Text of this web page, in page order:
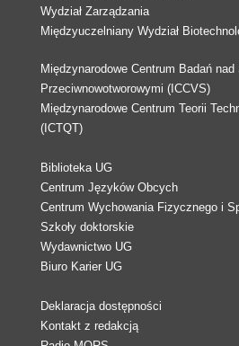
Wydział Zarządzania
Międzyuczelniany Wydział
Międzynarodowe Centrum Badań
Przeciwnowotworowymi (ICCVS)
Międzynarodowe Centrum Teorii
(ICTQT)
Biblioteka UG
Centrum Języków Obcych
Centrum Wychowania Fizycznego i
Szkoły doktorskie
Wydawnictwo UG
Biuro Karier UG
Deklaracja dostępności
Kontakt z redakcją